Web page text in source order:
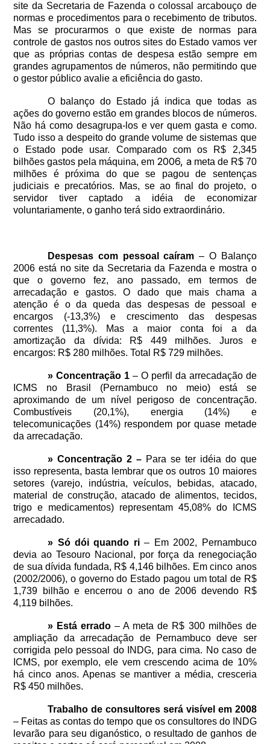
site da Secretaria de Fazenda o colossal arcabouço de
normas e procedimentos para o recebimento de tributos.
Mas se procurarmos o que existe de normas para
controle de gastos nos outros sites do Estado vamos ver
que as próprias contas de despesa estão sempre em
grandes agrupamentos de números, não permitindo que
o gestor público avalie a eficiência do gasto.
O balanço do Estado já indica que todas as
ações do governo estão em grandes blocos de números.
Não há como desagrupa-los e ver quem gasta e como.
Tudo isso a despeito do grande volume de sistemas que
o Estado pode usar. Comparado com os R$ 2,345
bilhões gastos pela máquina, em 2006, ameta de R$ 70
milhões é próxima do que se pagou de sentenças
judiciais e precatórios. Mas, se ao final do projeto, o
servidor tiver captado a idéia de economizar
voluntariamente, o ganho terá sido extraordinário.
Despesas com pessoal caíram – O Balanço
2006 está no site da Secretaria da Fazenda e mostra o
que o governo fez, ano passado, em termos de
arrecadação e gastos. O dado que mais chama a
atenção é o da queda das despesas de pessoal e
encargos (-13,3%) e crescimento das despesas
correntes (11,3%). Mas a maior conta foi a da
amortização da dívida: R$ 449 milhões. Juros e
encargos: R$ 280 milhões. Total R$ 729 milhões.
» Concentração 1 – O perfil da arrecadação de
ICMS no Brasil (Pernambuco no meio) está se
aproximando de um nível perigoso de concentração.
Combustíveis (20,1%), energia (14%) e
telecomunicações (14%) respondem por quase metade
da arrecadação.
» Concentração 2 – Para se ter idéia do que
isso representa, basta lembrar que os outros 10 maiores
setores (varejo, indústria, veículos, bebidas, atacado,
material de construção, atacado de alimentos, tecidos,
trigo e medicamentos) representam 45,08% do ICMS
arrecadado.
» Só dói quando ri– Em 2002, Pernambuco
devia ao Tesouro Nacional, por força da renegociação
de sua dívida fundada, R$ 4,146 bilhões. Em cinco anos
(2002/2006), o governo do Estado pagou um total de R$
1,739 bilhão e encerrou o ano de 2006 devendo R$
4,119 bilhões.
» Está errado – A meta de R$ 300 milhões de
ampliação da arrecadação de Pernambuco deve ser
corrigida pelo pessoal do INDG, para cima. No caso de
ICMS, por exemplo, ele vem crescendo acima de 10%
há cinco anos. Apenas se mantiver a média, cresceria
R$ 450 milhões.
Trabalho de consultores será visível em 2008
– Feitas as contas do tempo que os consultores do INDG
levarão para seu diganóstico, o resultado de ganhos de